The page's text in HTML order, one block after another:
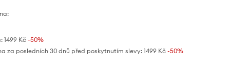
1499 Kč-50%
za posledních 30 dnů před poskytnutím slevy: 1499 Kč -50%